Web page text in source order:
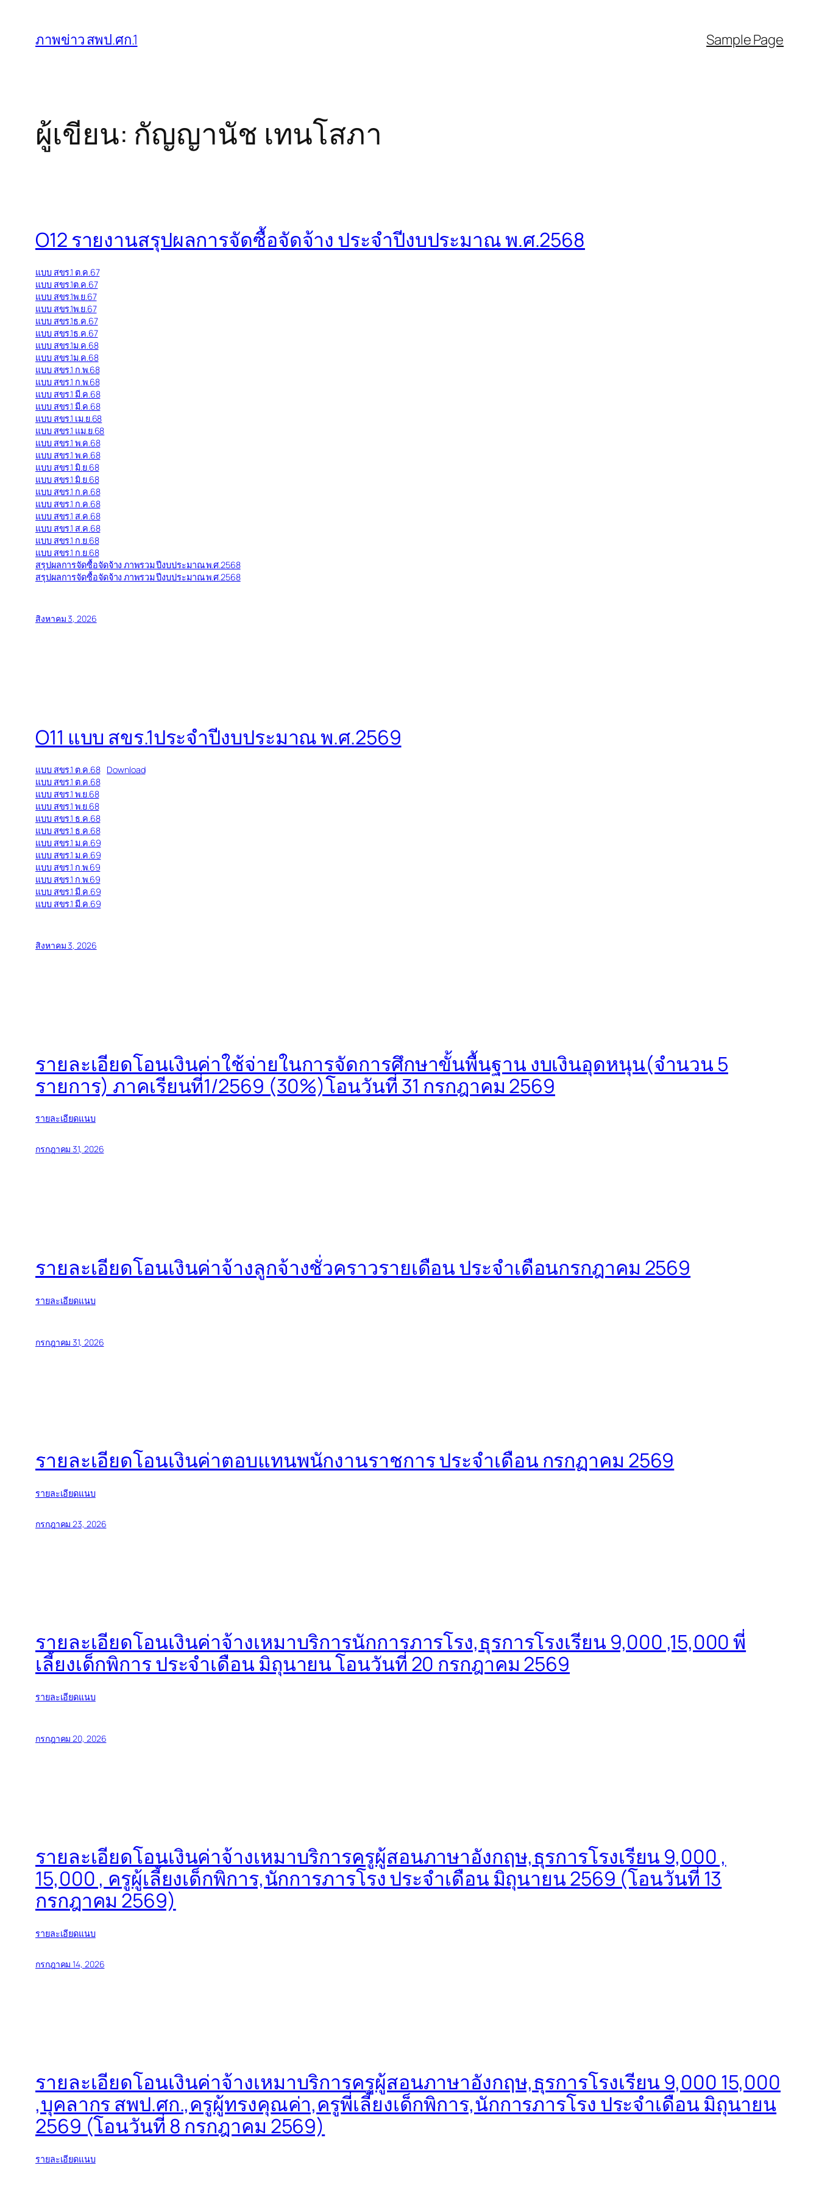
ภาพข่าว สพป.ศก.1 Sample Page
ผู้เขียน: กัญญานัช เทนโสภา
O12 รายงานสรุปผลการจัดซื้อจัดจ้าง ประจำปีงบประมาณ พ.ศ.2568
แบบ สขร.1 ต.ค.67
แบบ สขร.1ต.ค.67
แบบ สขร.1พ.ย.67
แบบ สขร.1พ.ย.67
แบบ สขร.1ธ.ค.67
แบบ สขร.1ธ.ค.67
แบบ สขร.1ม.ค.68
แบบ สขร.1ม.ค.68
แบบ สขร.1 ก.พ.68
แบบ สขร.1 ก.พ.68
แบบ สขร.1 มี.ค.68
แบบ สขร.1 มี.ค.68
แบบ สขร.1 เม.ย.68
แบบ สขร.1 แม.ย.68
แบบ สขร.1 พ.ค.68
แบบ สขร.1 พ.ค.68
แบบ สขร.1 มิ.ย.68
แบบ สขร.1 มิ.ย.68
แบบ สขร.1 ก.ค.68
แบบ สขร.1 ก.ค.68
แบบ สขร.1 ส.ค.68
แบบ สขร.1 ส.ค.68
แบบ สขร.1 ก.ย.68
แบบ สขร.1 ก.ย.68
สรุปผลการจัดซื้อจัดจ้าง ภาพรวม ปีงบประมาณ พ.ศ.2568
สรุปผลการจัดซื้อจัดจ้าง ภาพรวม ปีงบประมาณ พ.ศ.2568
สิงหาคม 3, 2026
O11 แบบ สขร.1ประจำปีงบประมาณ พ.ศ.2569
แบบ สขร.1 ต.ค.68
Download
แบบ สขร.1 ต.ค.68
แบบ สขร.1 พ.ย.68
แบบ สขร.1 พ.ย.68
แบบ สขร.1 ธ.ค.68
แบบ สขร.1 ธ.ค.68
แบบ สขร.1 ม.ค.69
แบบ สขร.1 ม.ค.69
แบบ สขร.1 ก.พ.69
แบบ สขร.1 ก.พ.69
แบบ สขร.1 มี.ค.69
แบบ สขร.1 มี.ค.69
สิงหาคม 3, 2026
รายละเอียดโอนเงินค่าใช้จ่ายในการจัดการศึกษาขั้นพื้นฐาน งบเงินอุดหนุน(จำนวน 5
รายการ) ภาคเรียนที่1/2569 (30%)โอนวันที่ 31 กรกฎาคม 2569
รายละเอียดแนบ
กรกฎาคม 31, 2026
รายละเอียดโอนเงินค่าจ้างลูกจ้างชั่วคราวรายเดือน ประจำเดือนกรกฎาคม 2569
รายละเอียดแนบ
กรกฎาคม 31, 2026
รายละเอียดโอนเงินค่าตอบแทนพนักงานราชการ ประจำเดือน กรกฏาคม 2569
รายละเอียดแนบ
กรกฎาคม 23, 2026
รายละเอียดโอนเงินค่าจ้างเหมาบริการนักการภารโรง,ธุรการโรงเรียน 9,000 ,15,000 พี่
เลี้ยงเด็กพิการ ประจำเดือน มิถุนายน โอนวันที่ 20 กรกฎาคม 2569
รายละเอียดแนบ
กรกฎาคม 20, 2026
รายละเอียดโอนเงินค่าจ้างเหมาบริการครูผู้สอนภาษาอังกฤษ,ธุรการโรงเรียน 9,000 ,
15,000 , ครูผู้เลี้ยงเด็กพิการ,นักการภารโรง ประจำเดือน มิถุนายน 2569 (โอนวันที่ 13
กรกฎาคม 2569)
รายละเอียดแนบ
กรกฎาคม 14, 2026
รายละเอียดโอนเงินค่าจ้างเหมาบริการครูผู้สอนภาษาอังกฤษ,ธุรการโรงเรียน 9,000 15,000
,บุคลากร สพป.ศก.,ครูผู้ทรงคุณค่า,ครูพี่เลี้ยงเด็กพิการ,นักการภารโรง ประจำเดือน มิถุนายน
2569 (โอนวันที่ 8 กรกฎาคม 2569)
รายละเอียดแนบ